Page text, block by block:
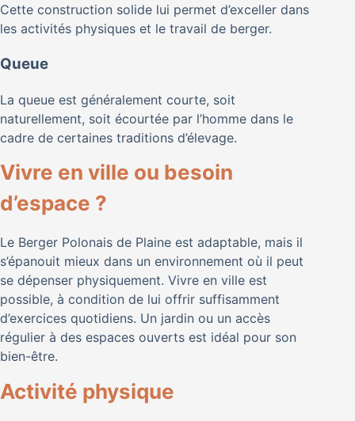
Cette construction solide lui permet d’exceller dans
les activités physiques et le travail de berger.
Queue
La queue est généralement courte, soit
naturellement, soit écourtée par l’homme dans le
cadre de certaines traditions d’élevage.
Vivre en ville ou besoin
d’espace ?
Le Berger Polonais de Plaine est adaptable, mais il
s’épanouit mieux dans un environnement où il peut
se dépenser physiquement. Vivre en ville est
possible, à condition de lui offrir suffisamment
d’exercices quotidiens. Un jardin ou un accès
régulier à des espaces ouverts est idéal pour son
bien-être.
Activité physique